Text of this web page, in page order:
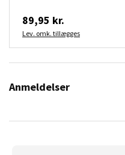
89,95 kr.
Lev. omk. tillægges
Anmeldelser